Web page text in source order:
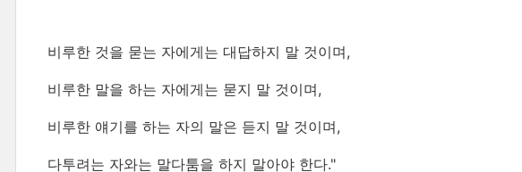
비루한 것을 묻는 자에게는 대답하지 말 것이며,
비루한 말을 하는 자에게는 묻지 말 것이며,
비루한 얘기를 하는 자의 말은 듣지 말 것이며,
다투려는 자와는 말다툼을 하지 말아야 한다."